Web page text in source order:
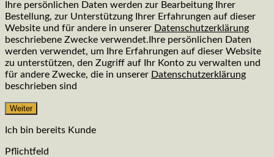
Ihre persönlichen Daten werden zur Bearbeitung Ihrer
Bestellung, zur Unterstützung Ihrer Erfahrungen auf dieser
Website und für andere in unserer Datenschutzerklärung
beschriebene Zwecke verwendet.Ihre persönlichen Daten
werden verwendet, um Ihre Erfahrungen auf dieser Website
zu unterstützen, den Zugriff auf Ihr Konto zu verwalten und
für andere Zwecke, die in unserer Datenschutzerklärung
beschrieben sind
Weiter
Ich bin bereits Kunde
Pflichtfeld